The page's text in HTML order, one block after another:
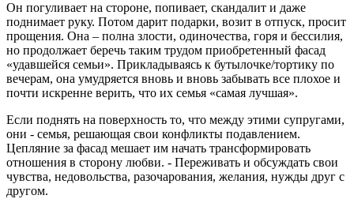
Он погуливает на стороне, попивает, скандалит и даже
поднимает руку. Потом дарит подарки, возит в отпуск, просит
прощения. Она – полна злости, одиночества, горя и бессилия,
но продолжает беречь таким трудом приобретенный фасад
«удавшейся семьи». Прикладываясь к бутылочке/тортику по
вечерам, она умудряется вновь и вновь забывать все плохое и
почти искренне верить, что их семья «самая лучшая».
Если поднять на поверхность то, что между этими супругами,
они - семья, решающая свои конфликты подавлением.
Цепляние за фасад мешает им начать трансформировать
отношения в сторону любви. - Переживать и обсуждать свои
чувства, недовольства, разочарования, желания, нужды друг с
другом.